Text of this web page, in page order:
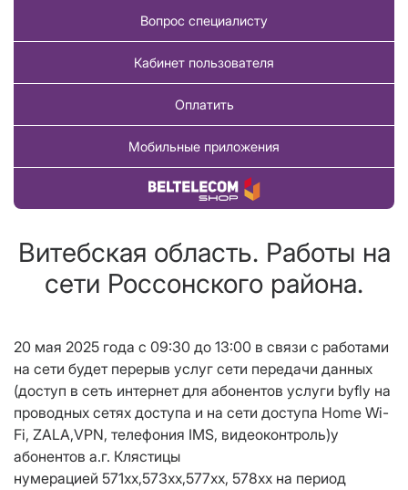
Вопрос специалисту
Кабинет пользователя
Оплатить
Мобильные приложения
Купить товар
Витебская область. Работы на
сети Россонского района.
20 мая 2025 года c 09:30 до 13:00 в связи с работами
на сети будет перерыв услуг сети передачи данных
(доступ в сеть интернет для абонентов услуги byfly на
проводных сетях доступа и на сети доступа Home Wi-
Fi, ZALA,VPN, телефония IMS, видеоконтроль)у
абонентов а.г. Клястицы
нумерацией 571хх,573хх,577хх, 578хх на период